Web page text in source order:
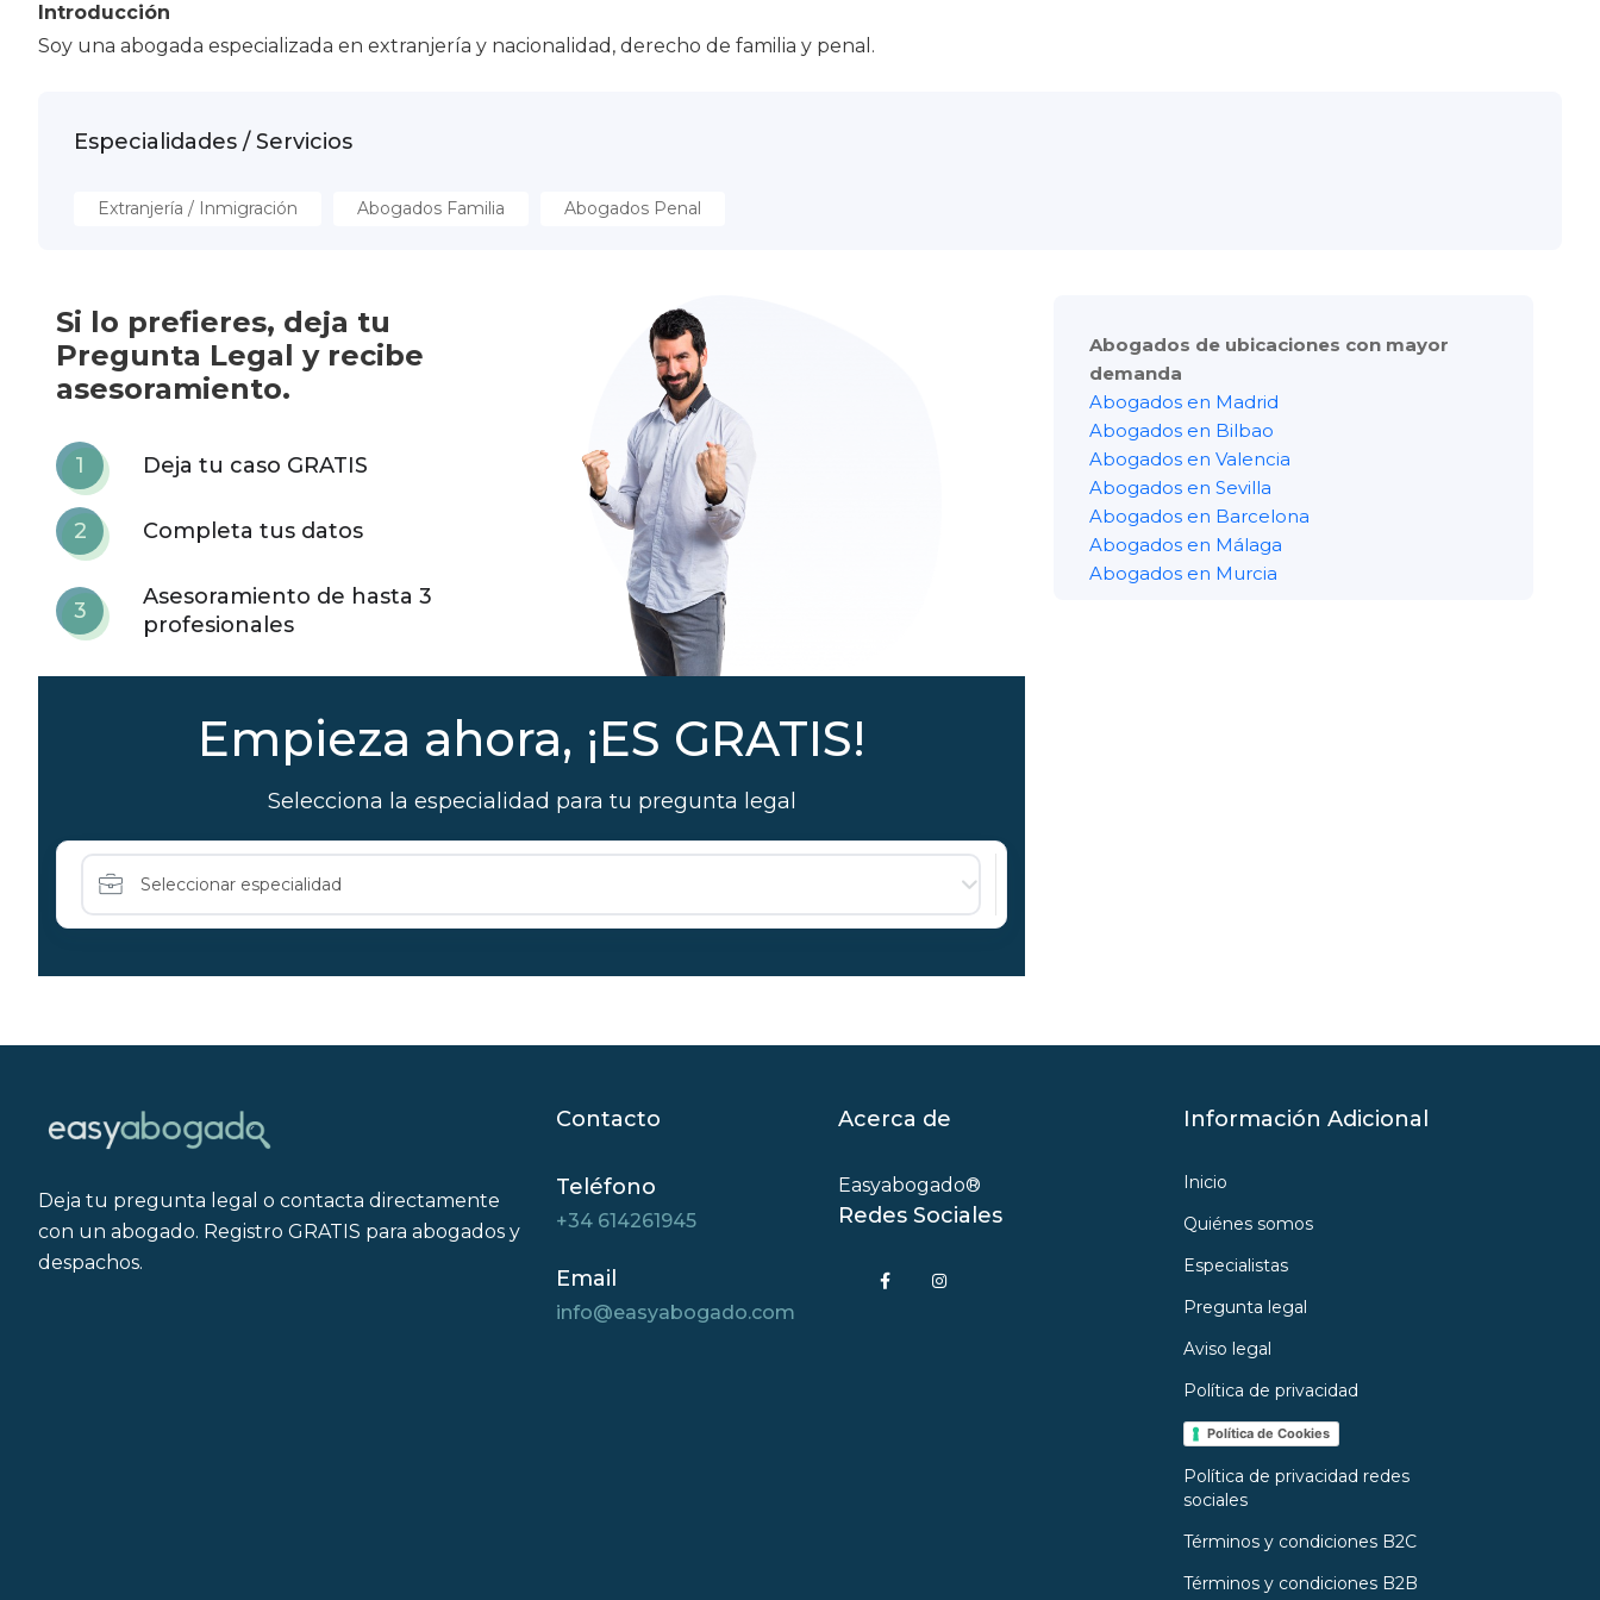
Introducción
Soy una abogada especializada en extranjería y nacionalidad, derecho de familia y penal.
Especialidades / Servicios
Extranjería / Inmigración Abogados Familia Abogados Penal
Si lo prefieres, deja tu
Pregunta Legal y recibe
asesoramiento.
1 Deja tu caso GRATIS
2 Completa tus datos
3
Asesoramiento de hasta 3
profesionales
Empieza ahora, ¡ES GRATIS!
Selecciona la especialidad para tu pregunta legal
Seleccionar especialidad
Abogados de ubicaciones con mayor
demanda
Abogados en Madrid
Abogados en Bilbao
Abogados en Valencia
Abogados en Sevilla
Abogados en Barcelona
Abogados en Málaga
Abogados en Murcia
Deja tu pregunta legal o contacta directamente
con un abogado. Registro GRATIS para abogados y
despachos.
Contacto
Teléfono
+34 614261945
Email
info@easyabogado.com
Acerca de
Easyabogado®
Redes Sociales
Información Adicional
Inicio
Quiénes somos
Especialistas
Pregunta legal
Aviso legal
Política de privacidad
Política de Cookies
Política de privacidad redes
sociales
Términos y condiciones B2C
Términos y condiciones B2B